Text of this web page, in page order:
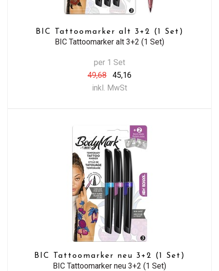
BIC Tattoomarker alt 3+2 (1 Set)
BIC Tattoomarker alt 3+2 (1 Set)
per 1 Set
49,68
45,16
inkl. MwSt
BIC Tattoomarker neu 3+2 (1 Set)
BIC Tattoomarker neu 3+2 (1 Set)